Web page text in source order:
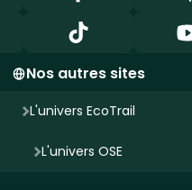
Nos autres sites
L'univers EcoTrail
L'univers OSE